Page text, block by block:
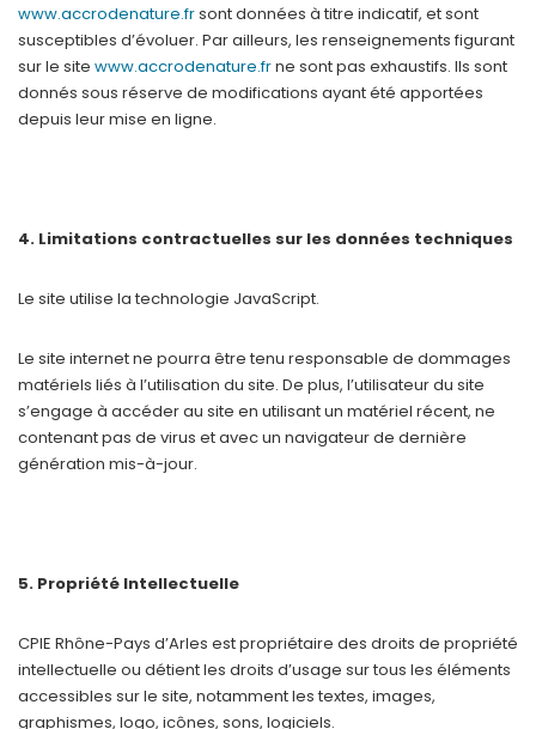
www.accrodenature.frsont données à titre indicatif, et sont
susceptibles d’évoluer. Par ailleurs, les renseignements figurant
sur le site www.accrodenature.frne sont pas exhaustifs. Ils sont
donnés sous réserve de modifications ayant été apportées
depuis leur mise en ligne.
4. Limitations contractuelles sur les données techniques
Le site utilise la technologie JavaScript.
Le site internet ne pourra être tenu responsable de dommages
matériels liés à l’utilisation du site. De plus, l’utilisateur du site
s’engage à accéder au site en utilisant un matériel récent, ne
contenant pas de virus et avec un navigateur de dernière
génération mis-à-jour.
5. Propriété Intellectuelle
CPIE Rhône-Pays d’Arles est propriétaire des droits de propriété
intellectuelle ou détient les droits d’usage sur tous les éléments
accessibles sur le site, notamment les textes, images,
graphismes, logo, icônes, sons, logiciels.